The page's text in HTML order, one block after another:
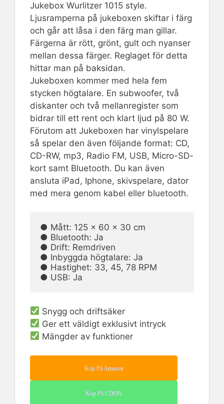
Jukebox Wurlitzer 1015 style.
Ljusramperna på jukeboxen skiftar i färg
och går att låsa i den färg man gillar.
Färgerna är rött, grönt, gult och nyanser
mellan dessa färger. Reglaget för detta
hittar man på baksidan.
Jukeboxen kommer med hela fem
stycken högtalare. En subwoofer, två
diskanter och två mellanregister som
bidrar till ett rent och klart ljud på 80 W.
Förutom att Jukeboxen har vinylspelare
så spelar den även följande format: CD,
CD-RW, mp3, Radio FM, USB, Micro-SD-
kort samt Bluetooth. Du kan även
ansluta iPad, Iphone, skivspelare, dator
med mera genom kabel eller bluetooth.
● Mått: 125 x 60 x 30 cm
● Bluetooth: Ja
● Drift: Remdriven
● Inbyggda högtalare: Ja
● Hastighet: 33, 45, 78 RPM
● USB: Ja
Snygg och driftsäker
Ger ett väldigt exklusivt intryck
Mängder av funktioner
Köp På Amazon
Köp På CDON